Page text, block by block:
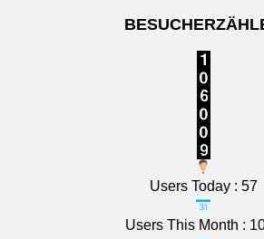
Abkühlung auf 14 bis 9 Grad.
Das Regionalwetter für
sonnig. Nachts klar, Abkühlung auf
Users Today : 57
Users This Month :